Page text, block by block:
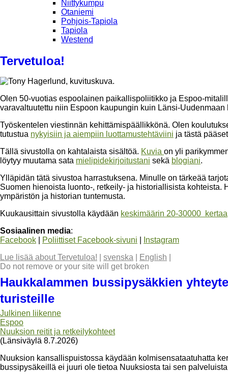
Niittykumpu
Otaniemi
Pohjois-Tapiola
Tapiola
Westend
Tervetuloa!
Olen 50-vuotias espoolainen paikallispoliitikko ja Espoo-
varavaltuutettu niin Espoon kaupungin kuin Länsi-
Työskentelen viestinnän kehittämispäällikkönä. Olen
tutustua nykyisiin ja aiempiin luottamustehtäviini ja tästä
Tällä sivustolla on kahtalaista sisältöä. Kuvia on yli
löytyy muutama sata mielipidekirjoitustani sekä blogiani.
Ylläpidän tätä sivustoa harrastuksena. Minulle on tärkeää
Suomen hienoista luonto-, retkeily- ja historiallisista
ympäristön ja historian tuntemusta.
Kuukausittain sivustolla käydään keskimäärin 20-30000 kertaa
Sosiaalinen media:
Facebook
Poliittiset Facebook-sivuni
Instagram
Lue lisää about Tervetuloa! svenska English
Do not remove or your site will get broken
Haukkalammen bussipysäkkien
turisteille
Julkinen liikenne
Espoo
Nuuksion reitit ja retkeilykohteet
(Länsiväylä 8.7.2026)
Nuuksion kansallispuistossa käydään kolmisensataatuhatta
bussipysäkeillä ei juuri ole tietoa Nuuksiosta tai sen